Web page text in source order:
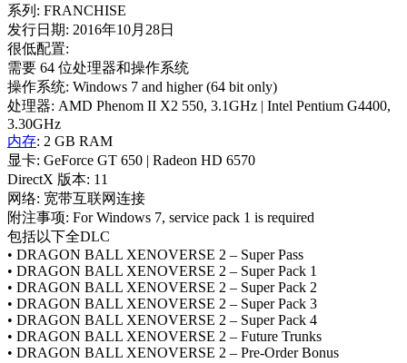
系列: FRANCHISE
发行日期: 2016年10月28日
很低配置:
需要 64 位处理器和操作系统
操作系统: Windows 7 and higher (64 bit only)
处理器: AMD Phenom II X2 550, 3.1GHz | Intel Pentium G4400,
3.30GHz
内存: 2 GB RAM
显卡: GeForce GT 650 | Radeon HD 6570
DirectX 版本: 11
网络: 宽带互联网连接
附注事项: For Windows 7, service pack 1 is required
包括以下全DLC
• DRAGON BALL XENOVERSE 2 – Super Pass
• DRAGON BALL XENOVERSE 2 – Super Pack 1
• DRAGON BALL XENOVERSE 2 – Super Pack 2
• DRAGON BALL XENOVERSE 2 – Super Pack 3
• DRAGON BALL XENOVERSE 2 – Super Pack 4
• DRAGON BALL XENOVERSE 2 – Future Trunks
• DRAGON BALL XENOVERSE 2 – Pre-Order Bonus